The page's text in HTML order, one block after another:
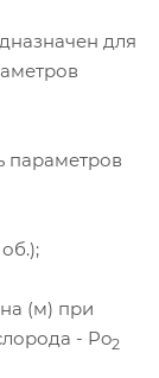
для
параметров
(м) при
- Po2